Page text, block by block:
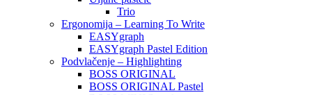
Trio
Ergonomija – Learning To Write
EASYgraph
EASYgraph Pastel Edition
Podvlačenje – Highlighting
BOSS ORIGINAL
BOSS ORIGINAL Pastel